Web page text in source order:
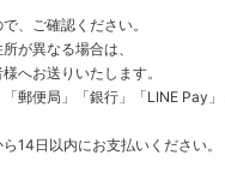
、ご確認ください。
が異なる場合は、
へお送りいたします。
郵便局」「銀行」「LINE Pay
14日以内にお支払いください。